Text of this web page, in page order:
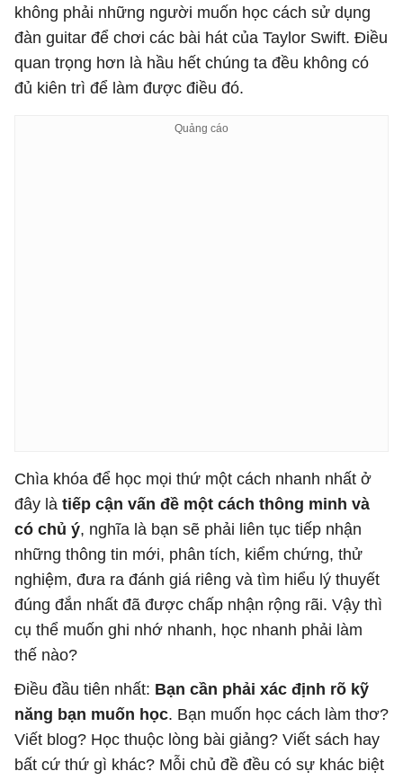
không phải những người muốn học cách sử dụng
đàn guitar để chơi các bài hát của Taylor Swift. Điều
quan trọng hơn là hầu hết chúng ta đều không có
đủ kiên trì để làm được điều đó.
Chìa khóa để học mọi thứ một cách nhanh nhất ở
đây là tiếp cận vấn đề một cách thông minh và
có chủ ý, nghĩa là bạn sẽ phải liên tục tiếp nhận
những thông tin mới, phân tích, kiểm chứng, thử
nghiệm, đưa ra đánh giá riêng và tìm hiểu lý thuyết
đúng đắn nhất đã được chấp nhận rộng rãi. Vậy thì
cụ thể muốn ghi nhớ nhanh, học nhanh phải làm
thế nào?
Điều đầu tiên nhất: Bạn cần phải xác định rõ kỹ
năng bạn muốn học. Bạn muốn học cách làm thơ?
Viết blog? Học thuộc lòng bài giảng? Viết sách hay
bất cứ thứ gì khác? Mỗi chủ đề đều có sự khác biệt